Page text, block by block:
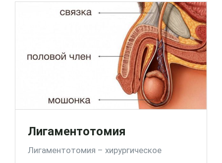
Лигаментотомия
Лигаментотомия – хирургическое